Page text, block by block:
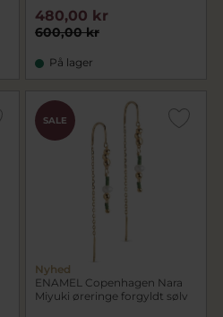
600,00 kr
480,00 kr
På lager
SALE
Nyhed
ENAMEL Copenhagen Nara
Miyuki øreringe forgyldt sølv